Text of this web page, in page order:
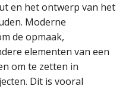
en het ontwerp van het
Moderne
de opmaak,
elementen van een
om te zetten in
Dit is vooral